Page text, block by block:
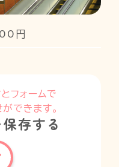
円
フォームで
できます。
存する